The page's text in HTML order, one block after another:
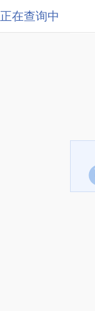
正在查询中